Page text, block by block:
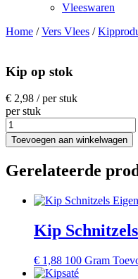
Vleeswaren
Home /Vers Vlees /
Kip op stok
€ 2,98 / per stuk
per stuk
Kip
op
stok
Toevoegen aan winkelwagen
Gerelateerde
Kip
€ 1,88 100 Gram